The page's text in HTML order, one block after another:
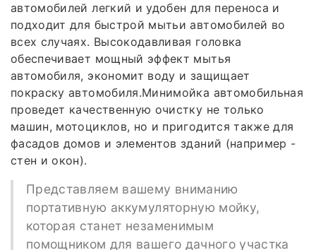
автомобилей легкий и удобен для переноса и
подходит для быстрой мытьи автомобилей во
всех случаях. Высокодавливая головка
обеспечивает мощный эффект мытья
автомобиля, экономит воду и защищает
покраску автомобиля.Минимойка автомобильная
проведет качественную очистку не только
машин, мотоциклов, но и пригодится также для
фасадов домов и элементов зданий (например -
стен и окон).
Представляем вашему вниманию
портативную аккумуляторную мойку,
которая станет незаменимым
помощником для вашего дачного участка